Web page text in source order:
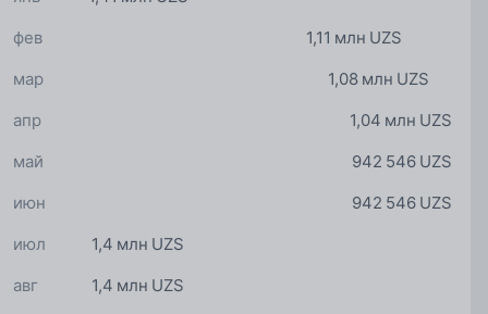
1,11 млн UZS
фев
1,08 млн UZS
мар
1,04 млн UZS
апр
942 546 UZS
май
942 546 UZS
июн
1,4 млн UZS
июл
1,4 млн UZS
авг